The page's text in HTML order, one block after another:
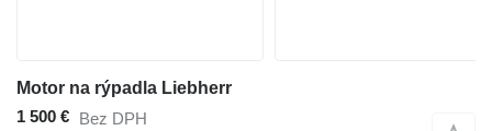
Motor na rýpadla Liebherr
1 500 € Bez DPH